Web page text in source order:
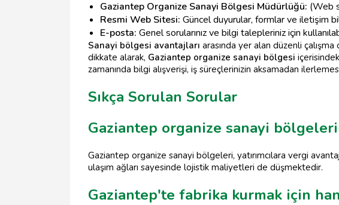
Gaziantep Organize Sanayi Bölgesi Müdürlüğü: (Web
Resmi Web Sitesi: Güncel duyurular, formlar ve iletişim
E-posta: Genel sorularınız ve bilgi talepleriniz için
Sanayi bölgesi avantajları arasında yer alan düzenli
dikkate alarak, Gaziantep organize sanayi bölgesi
zamanında bilgi alışverişi, iş süreçlerinizin aksamadan
Sıkça Sorulan Sorular
Gaziantep organize sanayi
Gaziantep organize sanayi bölgeleri, yatırımcılara vergi
ulaşım ağları sayesinde lojistik maliyetleri de düşmektedir.
Gaziantep'te fabrika kurmak için